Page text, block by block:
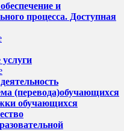
и
процесса. Доступная
(перевода)обучающихся
обучающихся